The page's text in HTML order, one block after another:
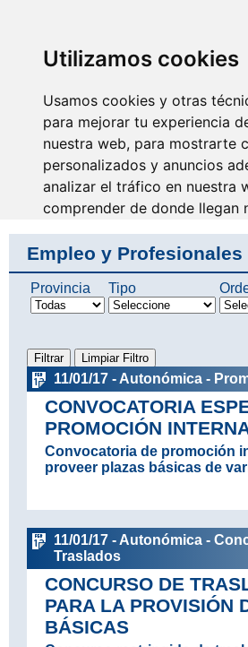
Utilizamos cookies
Usamos cookies y otras
para mejorar tu experiencia
nuestra web, para mostrarte
personalizados y anuncios
analizar el tráfico en nuestra
comprender de donde llegan
visitantes.
Aceptar
Rechazar
Fuerza, equilibrio, valor y
responsabilidad
Empleo y Profesionales
Provincia Tipo
11/01/17 - Autonómica -
CONVOCATORIA
PROMOCIÓN
Convocatoria de promoción
proveer plazas básicas de
11/01/17 - Autonómica -
Traslados
CONCURSO DE
PARA LA PROVISIÓN
BÁSICAS